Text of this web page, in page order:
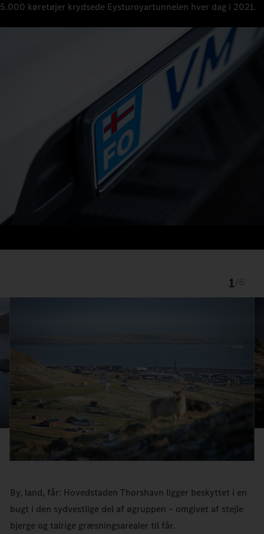
5.000 køretøjer krydsede Eysturoyartunnelen hver dag i 2021.
1
By, land, får: Hovedstaden Thorshavn ligger beskyttet i en
bugt i den sydvestlige del af øgruppen – omgivet af stejle
bjerge og talrige græsningsarealer til får.